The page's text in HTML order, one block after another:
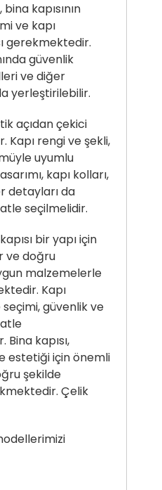
kapısının
ve kapı
gerekmektedir.
güvenlik
ve diğer
yerleştirilebilir.
açıdan çekici
Kapı rengi ve şekli,
uyumlu
kapı kolları,
detayları da
seçilmelidir.
bir yapı için
ve doğru
malzemelerle
Kapı
güvenlik ve
kapısı,
estetiği için önemli
şekilde
Çelik